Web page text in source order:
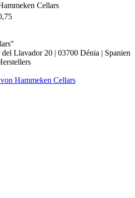
Cellars
Llavador 20 | 03700 Dénia | Spanien
Hammeken Cellars